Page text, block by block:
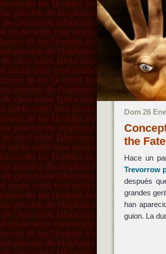
Dom 26
the
Hace un
Trevorrow
después
grandes
han
guion. La